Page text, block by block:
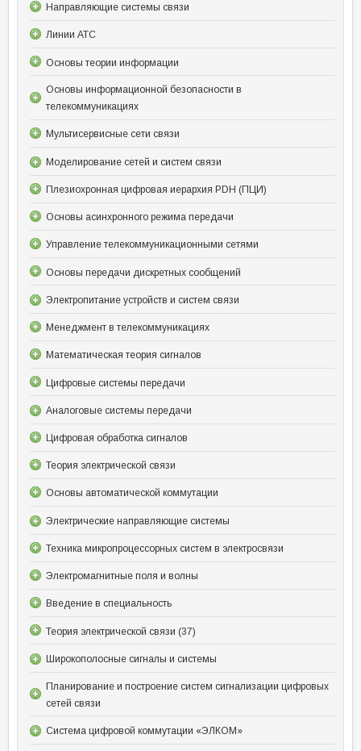
Направляющие системы связи
Линии АТС
Основы теории информации
Основы информационной безопасности в
телекоммуникациях
Мультисервисные сети связи
Моделирование сетей и систем связи
Плезиохронная цифровая иерархия PDH (ПЦИ)
Основы асинхронного режима передачи
Управление телекоммуникационными сетями
Основы передачи дискретных сообщений
Электропитание устройств и систем связи
Менеджмент в телекоммуникациях
Математическая теория сигналов
Цифровые системы передачи
Аналоговые системы передачи
Цифровая обработка сигналов
Теория электрической связи
Основы автоматической коммутации
Электрические направляющие системы
Техника микропроцессорных систем в электросвязи
Электромагнитные поля и волны
Введение в специальность
Теория электрической связи (37)
Широкополосные сигналы и системы
Планирование и построение систем сигнализации цифровых
сетей связи
Система цифровой коммутации «ЭЛКОМ»